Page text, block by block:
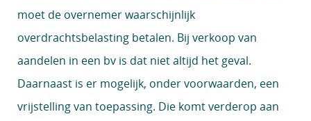
moet de overnemer waarschijnlijk
overdrachtsbelasting betalen. Bij verkoop van
aandelen in een bv is dat niet altijd het geval.
Daarnaast is er mogelijk, onder voorwaarden, een
vrijstelling van toepassing. Die komt verderop aan